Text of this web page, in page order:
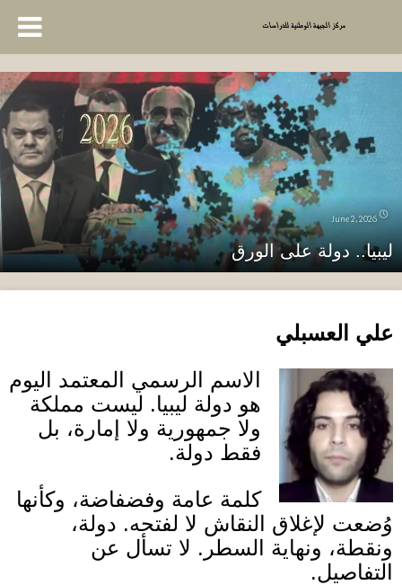
June 2, 2026
ليبيا.. دولة على الورق
علي العسبلي
الاسم الرسمي المعتمد اليوم
هو دولة ليبيا. ليست مملكة
ولا جمهورية ولا إمارة، بل
فقط دولة.
كلمة عامة وفضفاضة، وكأنها
وُضعت لإغلاق النقاش لا لفتحه. دولة،
ونقطة، ونهاية السطر . لا تسأل عن
التفاصيل.